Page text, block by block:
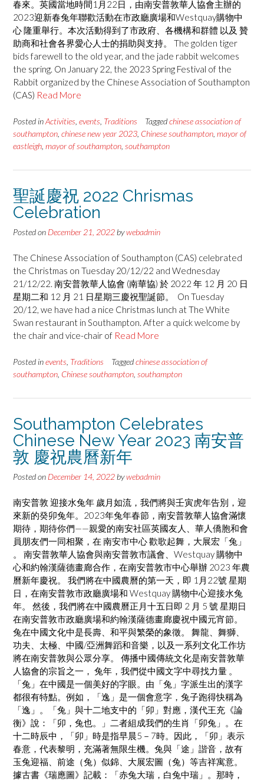
春來。英國當地時間1月22日，由南安普敦華人協會主辦的
2023迎新春兔年聯歡活動在市政廳廣場和Westquay購物中
心 隆重舉行。本次活動得到了市政府、各機構和群體 以及 贊
助商和社會各界愛心人士的捐助與支持。 The golden tiger
bids farewell to the old year, and the jade rabbit welcomes
the spring. On January 22, the 2023 Spring Festival of the
Rabbit organized by the Chinese Association of Southampton
(CAS) Read More
Posted inActivities events Traditions Taggedchinese association of
southampton chinese new year 2023 Chinese southampton mayor of
eastleigh mayor of southampton southampton
聖誕慶祝 2022 Chrismas
Celebration
Posted on December 21, 2022 bywebadmin
The Chinese Association of Southampton (CAS) celebrated
the Christmas on Tuesday 20/12/22 and Wednesday
21/12/22. 南安普敦華人協會 (南華協) 於 2022 年 12 月 20 日
星期二和 12 月 21 日星期三慶祝聖誕節。 On Tuesday
20/12, we have had a nice Christmas lunch at The White
Swan restaurant in Southampton. After a quick welcome by
the chair and vice-chair of Read More
Posted inevents Traditions Taggedchinese association of
southampton Chinese southampton southampton
Southampton Celebrates
Chinese New Year 2023 南安普
敦 慶祝農曆新年
Posted on December 14, 2022 bywebadmin
南安普敦 迎接水兔年 歲月如流，我們將與壬寅虎年告別，迎
來新的癸卯兔年。2023年兔年春節，南安普敦華人協會滿懷
期待，期待你們——親愛的南安社區英國友人、華人僑胞和會
員朋友們一同相聚，在 南安市中心 歡歌起舞，大展宏「兔」
。 南安普敦華人協會與南安普敦市議會、Westquay 購物中
心和約翰漢薩德畫廊合作，在南安普敦市中心舉辦 2023 年農
曆新年慶祝。 我們將在中國農曆的第一天，即 1月22號 星期
日，在南安普敦市政廳廣場和 Westquay 購物中心迎接水兔
年。 然後，我們將在中國農曆正月十五日即 2 月 5 號 星期日
在南安普敦市政廳廣場和約翰漢薩德畫廊慶祝中國元宵節。
兔在中國文化中是長壽、和平與繁榮的象徵。 舞龍、舞獅、
功夫、太極、中國/亞洲舞蹈和音樂，以及一系列文化工作坊
將在南安普敦與公眾分享。 傳播中國傳統文化是南安普敦華
人協會的宗旨之一， 兔年，我們從中國文字中尋找力量 。
「兔」在中國是一個美好的字眼。由「兔」字派生出的漢字
都很有特點。例如，「逸」是一個會意字，兔子跑得快稱為
「逸」。「兔」與十二地支中的「卯」對應，漢代王充《論
衡》說：「卯，兔也。」二者組成我們的生肖「卯兔」。在
十二時辰中，「卯」時是指早晨5－7時。因此，「卯」表示
春意，代表黎明，充滿著無限生機。兔與「途」諧音，故有
玉兔迎福、前途（兔）似錦、大展宏圖（兔）等吉祥寓意。
據古書《瑞應圖》記載：「赤兔大瑞，白兔中瑞」。那時，